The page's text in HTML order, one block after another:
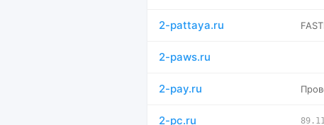
2-pattaya.ru
2-paws.ru
2-pay.ru
2-pc.ru